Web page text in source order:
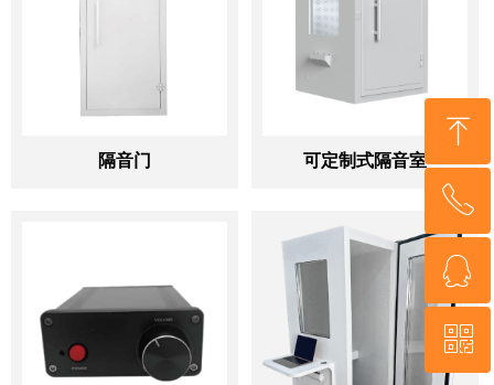
隔音门 可定制式隔音室
ꁸ
回到顶部
ꂅ
ꁗ
QQ客服
ꀥ